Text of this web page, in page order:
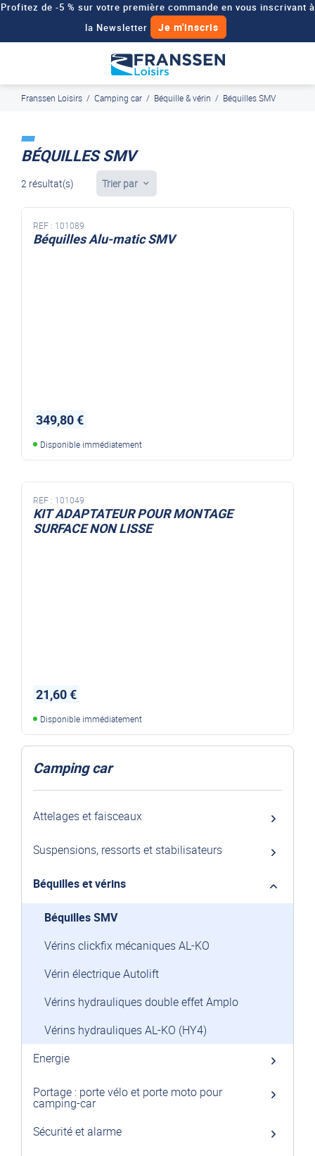
Profitez de -5 % sur votre première commande en vous inscrivant à
la Newsletter
Je m'inscris
Demander un devis
Paiement en ligne sécurisé, en 4x par Paypal J'en profite
Franssen Loisirs / Camping car / Béquille & vérin / Béquilles SMV
BÉQUILLES SMV
2 résultat(s) Trier par
REF : 101089
Béquilles Alu-matic SMV
349,80 €
Disponible immédiatement
REF : 101049
KIT ADAPTATEUR POUR MONTAGE
SURFACE NON LISSE
21,60 €
Disponible immédiatement
Camping car
Attelages et faisceaux
Suspensions, ressorts et stabilisateurs
Béquilles et vérins
Béquilles SMV
Vérins clickfix mécaniques AL-KO
Vérin électrique Autolift
Vérins hydrauliques double effet Amplo
Vérins hydrauliques AL-KO (HY4)
Energie
Portage : porte vélo et porte moto pour
camping-car
Sécurité et alarme